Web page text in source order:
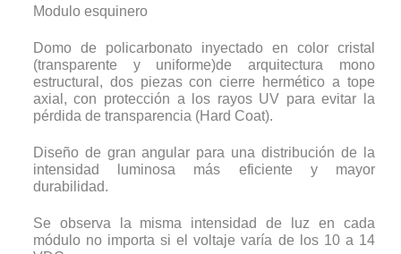
Modulo esquinero
Domo de policarbonato inyectado en color cristal
(transparente y uniforme)de arquitectura mono
estructural, dos piezas con cierre hermético a tope
axial, con protección a los rayos UV para evitar la
pérdida de transparencia (Hard Coat).
Diseño de gran angular para una distribución de la
intensidad luminosa más eficiente y mayor
durabilidad.
Se observa la misma intensidad de luz en cada
módulo no importa si el voltaje varía de los 10 a 14